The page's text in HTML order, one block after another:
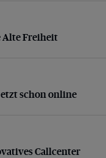
Freiheit
Alte Freiheit
schon online
schon online
Callcenter
Callcenter